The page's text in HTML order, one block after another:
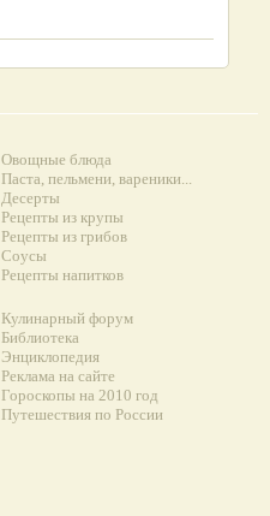
Овощные блюда
Паста, пельмени, вареники...
Десерты
Рецепты из крупы
Рецепты из грибов
Соусы
Рецепты напитков
Кулинарный форум
Библиотека
Энциклопедия
Реклама на сайте
Гороскопы на 2010 год
Путешествия по России